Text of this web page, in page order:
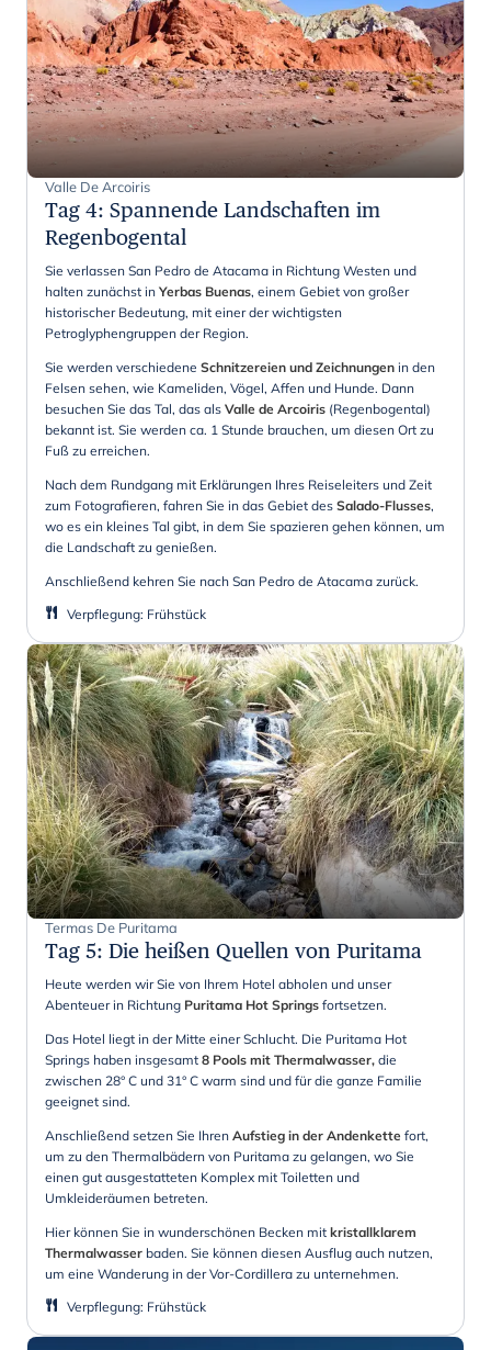
Valle De Arcoiris
Tag 4: Spannende Landschaften im
Regenbogental
Sie verlassen San Pedro de Atacama in Richtung Westen und
halten zunächst in Yerbas Buenas, einem Gebiet von großer
historischer Bedeutung, mit einer der wichtigsten
Petroglyphengruppen der Region.
Sie werden verschiedene Schnitzereien und Zeichnungen in den
Felsen sehen, wie Kameliden, Vögel, Affen und Hunde. Dann
besuchen Sie das Tal, das als Valle de Arcoiris (Regenbogental)
bekannt ist. Sie werden ca. 1 Stunde brauchen, um diesen Ort zu
Fuß zu erreichen.
Nach dem Rundgang mit Erklärungen Ihres Reiseleiters und Zeit
zum Fotografieren, fahren Sie in das Gebiet des Salado-Flusses,
wo es ein kleines Tal gibt, in dem Sie spazieren gehen können, um
die Landschaft zu genießen.
Anschließend kehren Sie nach San Pedro de Atacama zurück.
Verpflegung: Frühstück
Termas De Puritama
Tag 5: Die heißen Quellen von Puritama
Heute werden wir Sie von Ihrem Hotel abholen und unser
Abenteuer in Richtung Puritama Hot Springs fortsetzen.
Das Hotel liegt in der Mitte einer Schlucht. Die Puritama Hot
Springs haben insgesamt 8 Pools mit Thermalwasser, die
zwischen 28° C und 31° C warm sind und für die ganze Familie
geeignet sind.
Anschließend setzen Sie Ihren Aufstieg in der Andenkette fort,
um zu den Thermalbädern von Puritama zu gelangen, wo Sie
einen gut ausgestatteten Komplex mit Toiletten und
Umkleideräumen betreten.
Hier können Sie in wunderschönen Becken mit kristallklarem
Thermalwasser baden. Sie können diesen Ausflug auch nutzen,
um eine Wanderung in der Vor-Cordillera zu unternehmen.
Verpflegung: Frühstück